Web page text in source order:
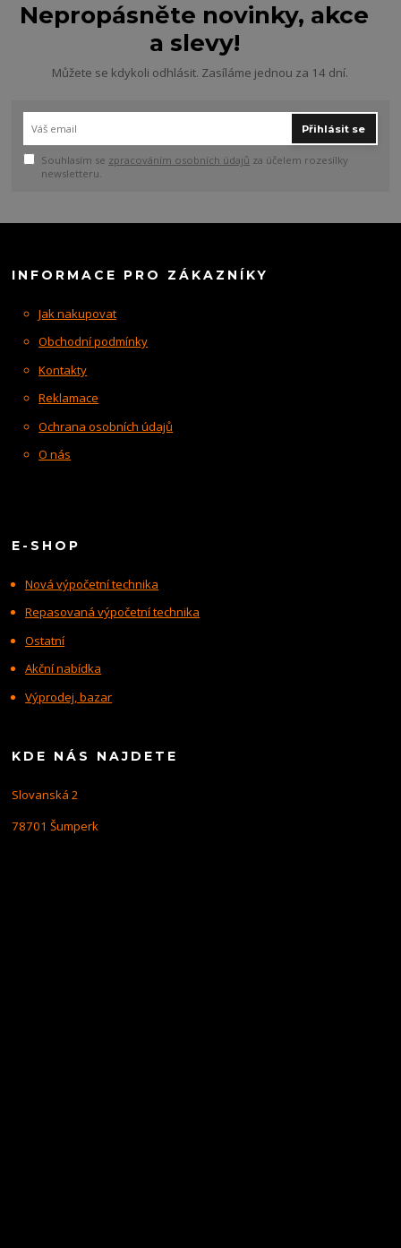
Nepropásněte novinky, akce
a slevy!
Můžete se kdykoli odhlásit. Zasíláme jednou za 14 dní.
Přihlásit se
Souhlasím se zpracováním osobních údajů za účelem rozesílky
newsletteru.
INFORMACE PRO ZÁKAZNÍKY
Jak nakupovat
Obchodní podmínky
Kontakty
Reklamace
Ochrana osobních údajů
O nás
E-SHOP
Nová výpočetní technika
Repasovaná výpočetní technika
Ostatní
Akční nabídka
Výprodej, bazar
KDE NÁS NAJDETE
Slovanská 2
78701 Šumperk